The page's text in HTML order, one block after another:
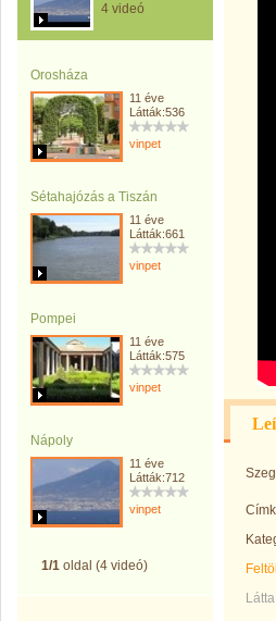
4 videó
Orosháza
11 éve
Látták:536
vinpet
Sétahajózás a Tiszán
11 éve
Látták:661
vinpet
Pompei
11 éve
Látták:575
vinpet
Nápoly
11 éve
Látták:712
vinpet
1/1 oldal (4 videó)